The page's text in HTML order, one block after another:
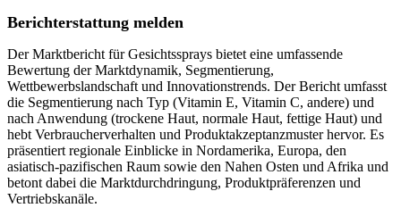
Berichterstattung melden
Der Marktbericht für Gesichtssprays bietet eine umfassende
Bewertung der Marktdynamik, Segmentierung,
Wettbewerbslandschaft und Innovationstrends. Der Bericht umfasst
die Segmentierung nach Typ (Vitamin E, Vitamin C, andere) und
nach Anwendung (trockene Haut, normale Haut, fettige Haut) und
hebt Verbraucherverhalten und Produktakzeptanzmuster hervor. Es
präsentiert regionale Einblicke in Nordamerika, Europa, den
asiatisch-pazifischen Raum sowie den Nahen Osten und Afrika und
betont dabei die Marktdurchdringung, Produktpräferenzen und
Vertriebskanäle.